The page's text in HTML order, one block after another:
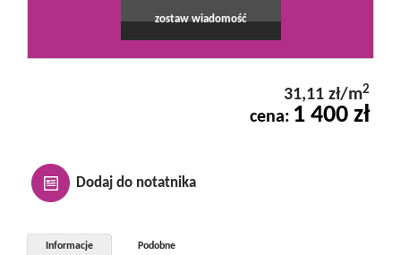
Kontakt
Notatnik
zostaw wiadomość
31,11 zł/m2
cena: 1 400 zł
Dodaj do notatnika
Informacje
Podobne